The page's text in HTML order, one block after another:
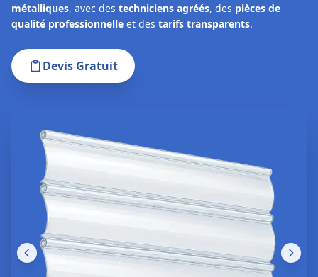
métalliques, avec des techniciens agréés, des pièces de
qualité professionnelle et des tarifs transparents.
Devis Gratuit